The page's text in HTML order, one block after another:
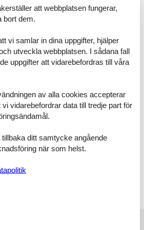
eller terrass),
160 x 200 cm)),
badrum(dusch, handfat),
semesterbostad inte ut till
skiljer sig från stad till stad.
betal-P finns vid stugan Det är absolut
möhippor, svensexor eller
att webbplatsen fungerar,
dem.
vi samlar in dina uppgifter, hjälper
utveckla webbplatsen. I sådana fall
uppgifter att vidarebefordras till våra
av alla cookies accepterar
vidarebefordrar data till tredje part för
ditt samtycke angående
när som helst.